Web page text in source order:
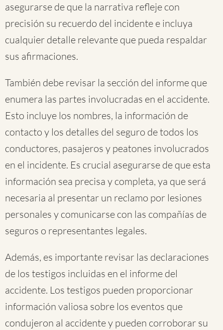
asegurarse de que la narrativa refleje con
precisión su recuerdo del incidente e incluya
cualquier detalle relevante que pueda respaldar
sus afirmaciones.
También debe revisar la sección del informe que
enumera las partes involucradas en el accidente.
Esto incluye los nombres, la información de
contacto y los detalles del seguro de todos los
conductores, pasajeros y peatones involucrados
en el incidente. Es crucial asegurarse de que esta
información sea precisa y completa, ya que será
necesaria al presentar un reclamo por lesiones
personales y comunicarse con las compañías de
seguros o representantes legales.
Además, es importante revisar las declaraciones
de los testigos incluidas en el informe del
accidente. Los testigos pueden proporcionar
información valiosa sobre los eventos que
condujeron al accidente y pueden corroborar su